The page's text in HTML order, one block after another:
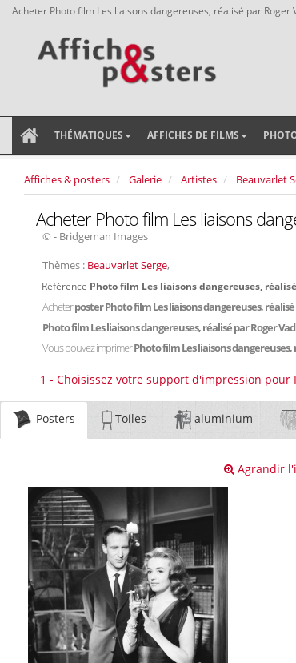
Acheter Photo film Les liaisons dangereuses, réalisé par Roger
THÉMATIQUES AFFICHES DE FILMS
Affiches & posters Galerie Artistes Beauvarlet
Acheter Photo film Les liaisons
© - Bridgeman Images
Thèmes : Beauvarlet Serge,
Référence Photo film Les liaisons dangereuses,
Acheterposter Photo film Les liaisons dangereuses,
Photo film Les liaisons dangereuses, réalisé par Roger
Vous pouvez imprimerPhoto film Les liaisons
1 - Choisissez votre support d'impression pour
Posters Toiles aluminium
Agrandir